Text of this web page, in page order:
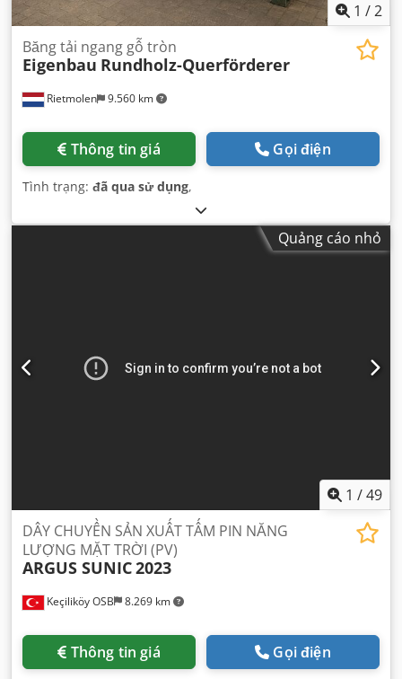
1 /2
Rietmolen 9.560 km
Băng tải ngang gỗ tròn
Eigenbau Rundholz-Querförderer
Thông tin giá Gọi điện
Tình trạng: đã qua sử dụng,
Quảng cáo nhỏ
1 /49
Keçiliköy OSB 8.269 km
DÂY CHUYỀN SẢN XUẤT TẤM PIN NĂNG
LƯỢNG MẶT TRỜI (PV)
ARGUS SUNIC2023
Thông tin giá Gọi điện